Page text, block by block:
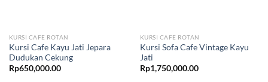
KURSI CAFE ROTAN
Kursi Cafe Kayu Jati Jepara
Dudukan Cekung
Rp650,000.00
KURSI CAFE ROTAN
Kursi Sofa Cafe Vintage Kayu
Jati
Rp1,750,000.00